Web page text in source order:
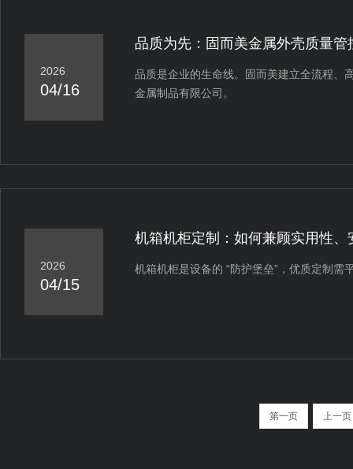
2026
04/16
品质为先：固而美金属外壳质量管
品质是企业的生命线。固而美建立全流程、
金属制品有限公司。
2026
04/15
机箱机柜定制：如何兼顾实用性、
机箱机柜是设备的 “防护堡垒”，优质定制
第一页 上一页